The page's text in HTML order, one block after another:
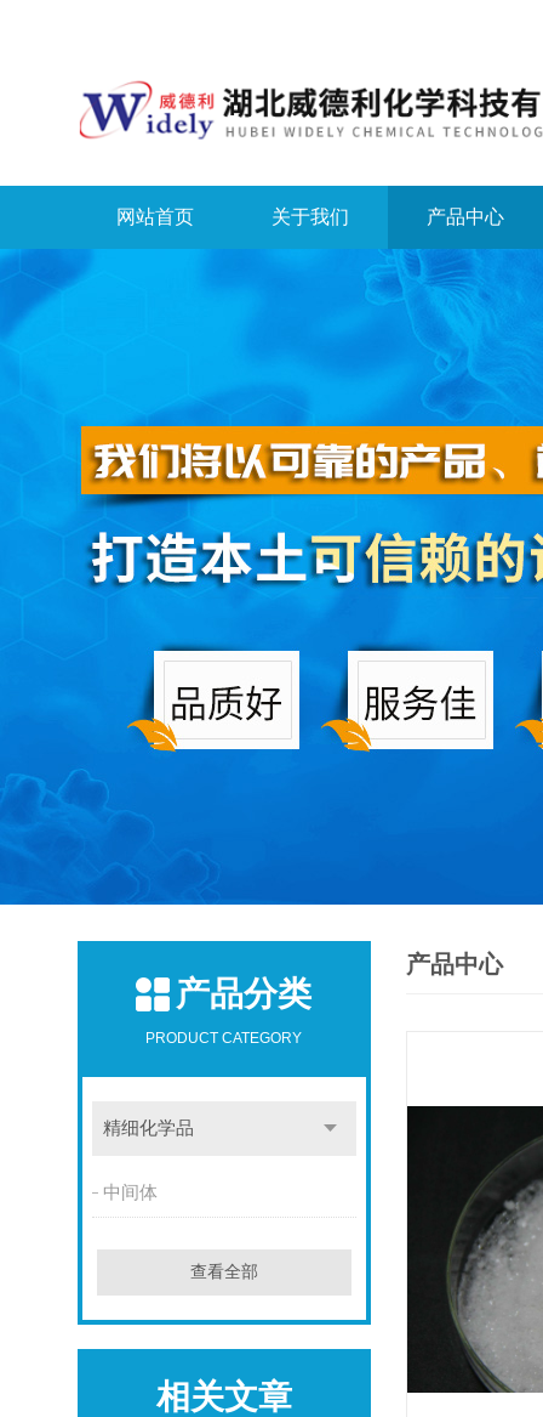
网站首页 关于我们 产品中心
产品分类
PRODUCT CATEGORY
精细化学品
中间体
查看全部
相关文章
产品中心